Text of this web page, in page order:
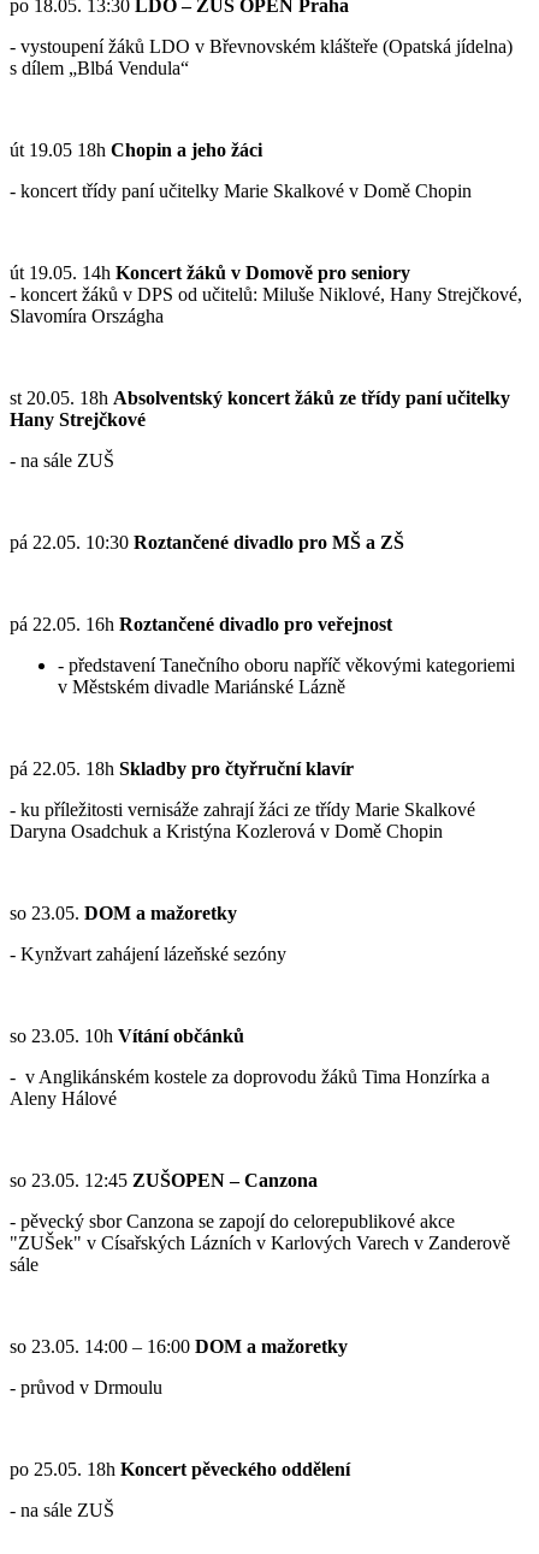
po 18.05. 13:30 LDO – ZUŠ OPEN Praha
- vystoupení žáků LDO v Břevnovském klášteře (Opatská jídelna)
s dílem „Blbá Vendula“
út 19.05 18h Chopin a jeho žáci
- koncert třídy paní učitelky Marie Skalkové v Domě Chopin
út 19.05. 14h Koncert žáků v Domově pro seniory
- koncert žáků v DPS od učitelů: Miluše Niklové, Hany Strejčkové,
Slavomíra Országha
st 20.05. 18h Absolventský koncert žáků ze třídy paní učitelky
Hany Strejčkové
- na sále ZUŠ
pá 22.05. 10:30 Roztančené divadlo pro MŠ a ZŠ
pá 22.05. 16h Roztančené divadlo pro veřejnost
- představení Tanečního oboru napříč věkovými kategoriemi
v Městském divadle Mariánské Lázně
pá 22.05. 18h Skladby pro čtyřruční klavír
- ku příležitosti vernisáže zahrají žáci ze třídy Marie Skalkové
Daryna Osadchuk a Kristýna Kozlerová v Domě Chopin
so 23.05. DOM a mažoretky
- Kynžvart zahájení lázeňské sezóny
so 23.05. 10h Vítání občánků
- v Anglikánském kostele za doprovodu žáků Tima Honzírka a
Aleny Hálové
so 23.05. 12:45 ZUŠOPEN – Canzona
- pěvecký sbor Canzona se zapojí do celorepublikové akce
"ZUŠek" v Císařských Lázních v Karlových Varech v Zanderově
sále
so 23.05. 14:00 – 16:00 DOM a mažoretky
- průvod v Drmoulu
po 25.05. 18h Koncert pěveckého oddělení
- na sále ZUŠ